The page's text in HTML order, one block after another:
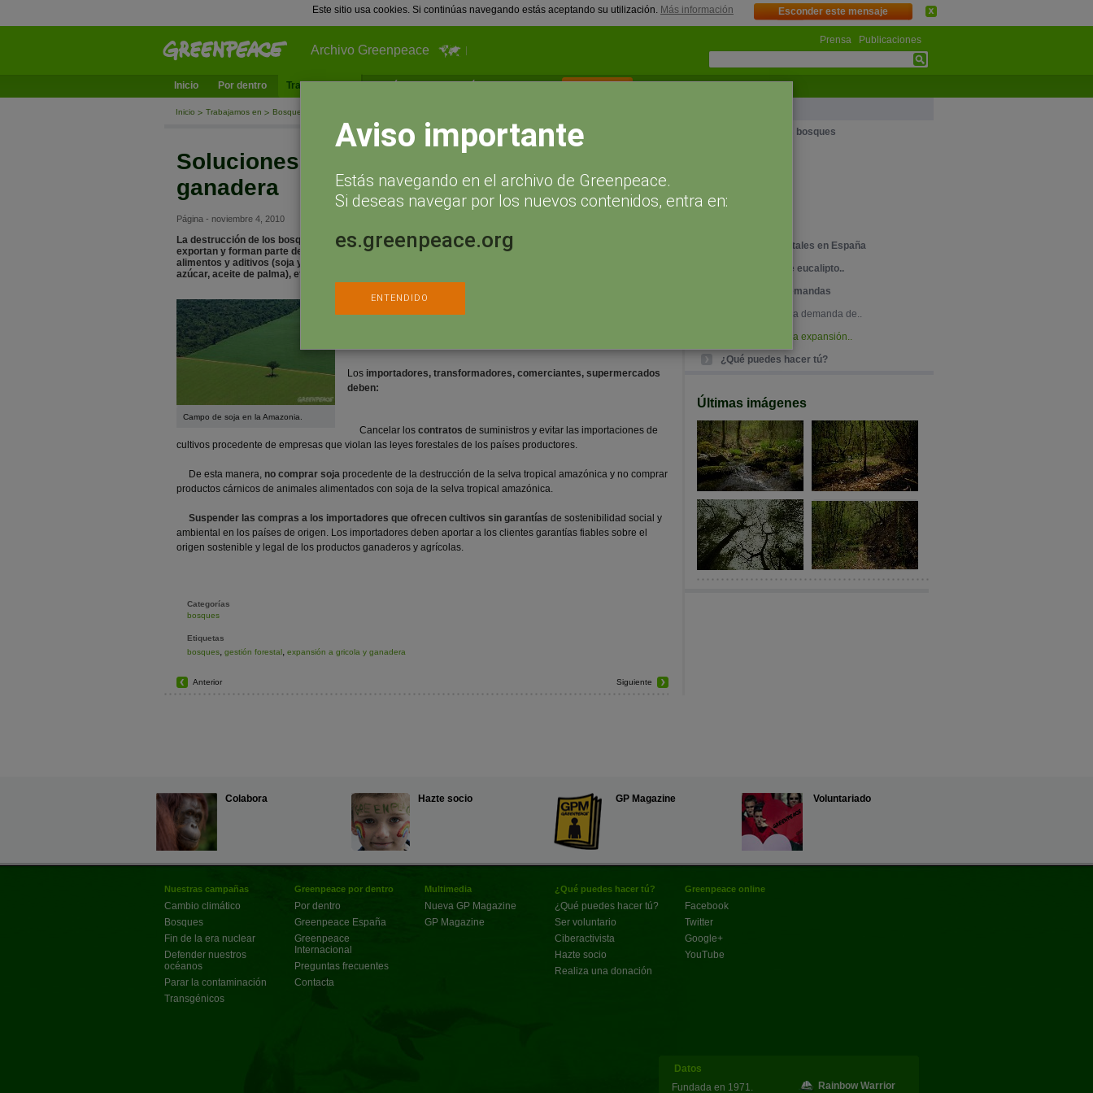
Este sitio usa cookies. Si continúas navegando estás aceptando su utilización. Más información Esconder este mensaje
Archivo Greenpeace
Prensa Publicaciones
Inicio Por dentro Trabajamos en ¿Qué puedes hacer tú? Actualidad Hazte socio
Inicio Trabajamos en Bosques
Soluciones a la expansión agrícola y
ganadera
Página - noviembre 4, 2010
La destrucción de los bosques y la violación de derechos humanos se traduce en productos que se
exportan y forman parte del consumo desmedido de Europa en forma de carne, cuero, piensos (soja),
alimentos y aditivos (soja y aceite de palma), cosméticos (aceite de palma), agrocombustibles (caña de
azúcar, aceite de palma), etc..
Campo de soja en la Amazonia.
Es imprescindible tomar medidas de protección a los bosques. Para ello,
es necesario la implicación de los diversos actores sociales:
Los importadores, transformadores, comerciantes, supermercados
deben:
Cancelar los contratos de suministros y evitar las importaciones de
cultivos procedente de empresas que violan las leyes forestales de los países productores.
De esta manera, no comprar soja procedente de la destrucción de la selva tropical amazónica y no comprar
productos cárnicos de animales alimentados con soja de la selva tropical amazónica.
Suspender las compras a los importadores que ofrecen cultivos sin garantías de sostenibilidad social y
ambiental en los países de origen. Los importadores deben aportar a los clientes garantías fiables sobre el
origen sostenible y legal de los productos ganaderos y agrícolas.
Categorías
bosques
Etiquetas
bosques, gestión forestal, expansión a gricola y ganadera
Siguiente
Anterior
Situación de los bosques
Indonesia
Incendios forestales en España
Plantaciones de eucalipto..
Soluciones y demandas
Soluciones a la demanda de..
Soluciones a la expansión..
¿Qué puedes hacer tú?
Últimas imágenes
Colabora Hazte socio GP Magazine Voluntariado
Nuestras campañas
Cambio climático
Bosques
Fin de la era nuclear
Defender nuestros
océanos
Parar la contaminación
Transgénicos
Greenpeace por dentro
Por dentro
Greenpeace España
Greenpeace
Internacional
Preguntas frecuentes
Contacta
Multimedia
Nueva GP Magazine
GP Magazine
¿Qué puedes hacer tú?
¿Qué puedes hacer tú?
Ser voluntario
Ciberactivista
Hazte socio
Realiza una donación
Greenpeace online
Facebook
Twitter
Google+
YouTube
Datos
Fundada en 1971.
Rainbow Warrior
Aviso importante
Estás navegando en el archivo de Greenpeace.
Si deseas navegar por los nuevos contenidos, entra en:
es.greenpeace.org
ENTENDIDO